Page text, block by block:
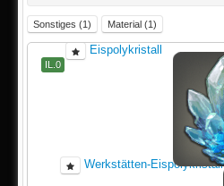
Sonstiges (1) Material (1)
Eispolykristall
IL.0
Werkstätten-Eispolykristall